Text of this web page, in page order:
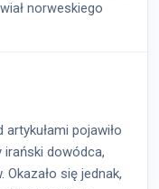
norweskiego
pojawiło
irański dowódca,
się jednak,